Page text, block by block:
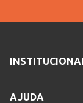
AJUDA